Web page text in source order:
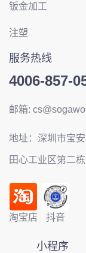
钣金加工
注塑
服务热线
4006-857-
邮箱:
地址：深圳市宝
田心工业区第二
淘宝店 抖音
小程序